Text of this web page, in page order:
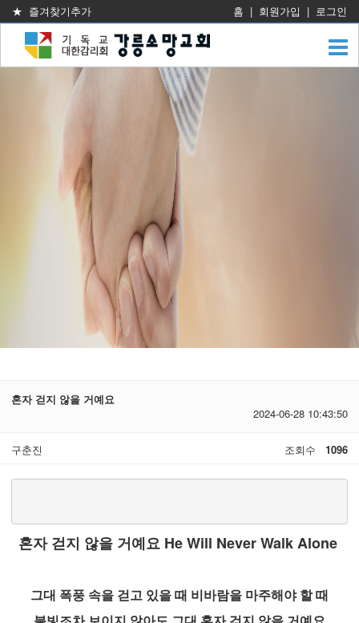
★ 즐겨찾기추가 홈 | 회원가입 | 로그인
혼자 걷지 않을 거예요
2024-06-28 10:43:50
구춘진 조회수 1096
혼자 걷지 않을 거예요 He Will Never Walk Alone
그대 폭풍 속을 걷고 있을 때 비바람을 마주해야 할 때